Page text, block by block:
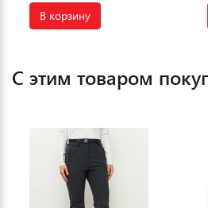
В корзину
С этим товаром